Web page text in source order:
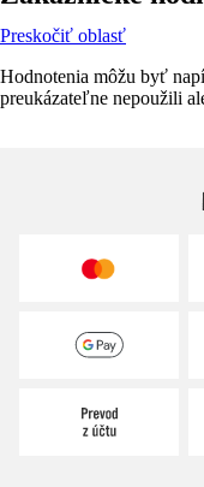
Preskočiť oblasť
Hodnotenia môžu byť
preukázateľne nepoužili